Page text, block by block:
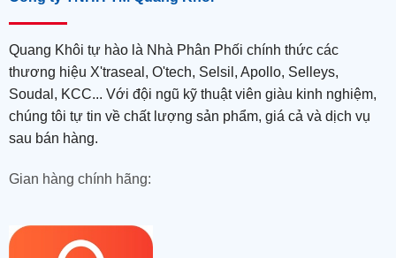
Quang Khôi tự hào là Nhà Phân Phối chính thức các
thương hiệu X'traseal, O'tech, Selsil, Apollo, Selleys,
Soudal, KCC... Với đội ngũ kỹ thuật viên giàu kinh nghiệm,
chúng tôi tự tin về chất lượng sản phẩm, giá cả và dịch vụ
sau bán hàng.
Gian hàng chính hãng: